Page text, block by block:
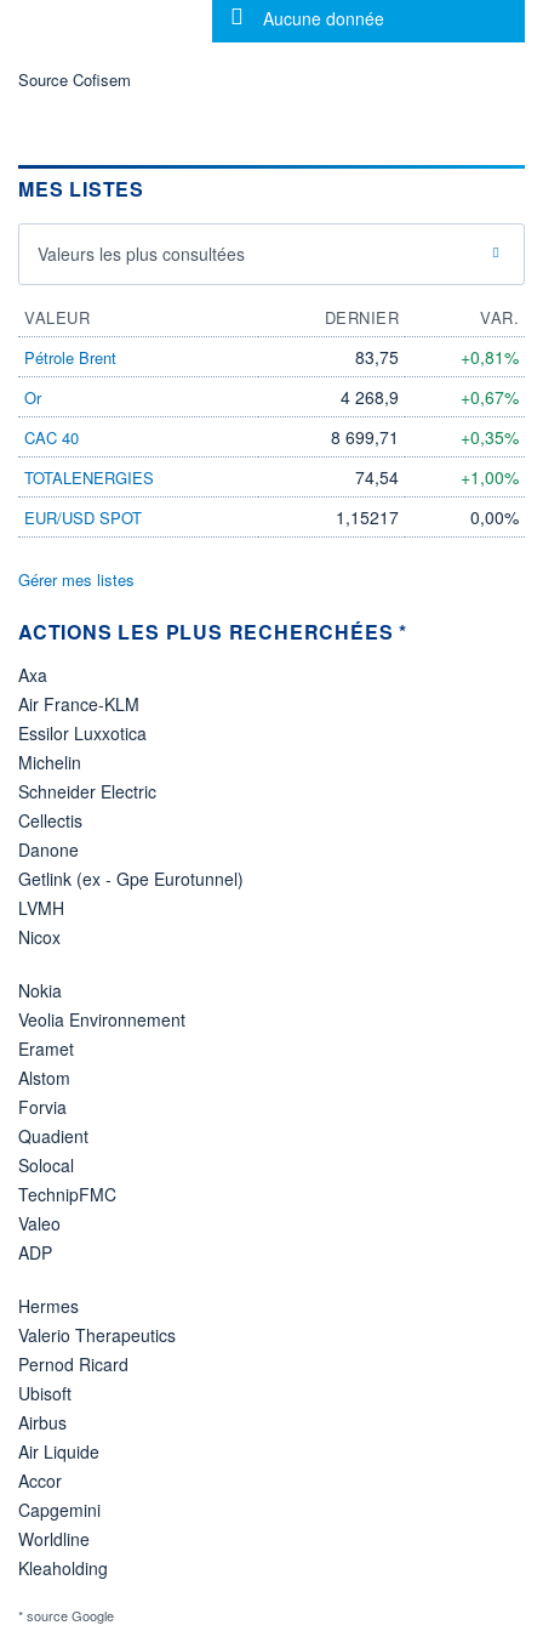
Non éligible
Message d'information
Aucune donnée
Source Cofisem
MES LISTES
Valeurs les plus consultées
VALEUR DERNIER
VAR.
Pétrole Brent
83,75 +0,81%
Or 4 268,9 +0,67%
CAC 40 8 699,71 +0,35%
TOTALENERGIES 74,54 +1,00%
EUR/USD SPOT 1,15217 0,00%
Gérer mes listes
ACTIONS LES PLUS RECHERCHÉES *
Axa
Air France-KLM
Essilor Luxxotica
Michelin
Schneider Electric
Cellectis
Danone
Getlink (ex - Gpe Eurotunnel)
LVMH
Nicox
Nokia
Veolia Environnement
Eramet
Alstom
Forvia
Quadient
Solocal
TechnipFMC
Valeo
ADP
Hermes
Valerio Therapeutics
Pernod Ricard
Ubisoft
Airbus
Air Liquide
Accor
Capgemini
Worldline
Kleaholding
* source Google